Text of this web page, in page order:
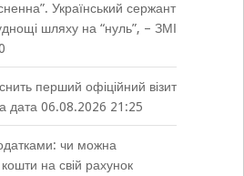
Український сержант
шляху на “нуль”, – ЗМІ
перший офіційний візит
дата 06.08.2026 21:25
чи можна
на свій рахунок